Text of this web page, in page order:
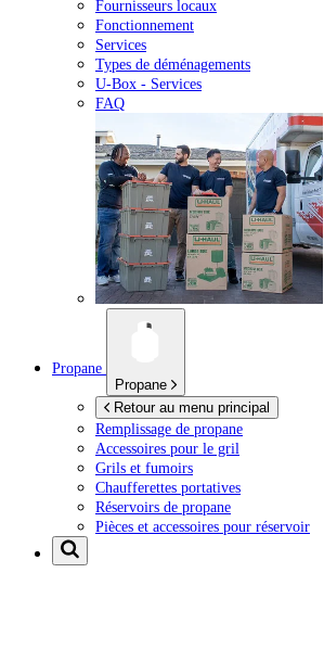
Fournisseurs locaux
Fonctionnement
Services
Types de déménagements
U-Box - Services
FAQ
Propane
Propane
Retour au menu principal
Remplissage de propane
Accessoires pour le gril
Grils et fumoirs
Chaufferettes portatives
Réservoirs de propane
Pièces et accessoires pour réservoir